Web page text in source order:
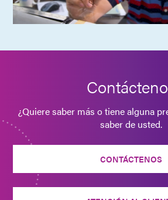
¿Quiere saber más o tiene alguna
saber de usted.
CONTÁCTENOS